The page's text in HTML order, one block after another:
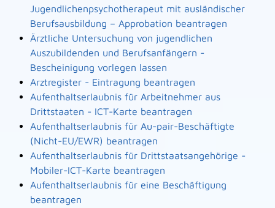
Jugendlichenpsychotherapeut mit ausländischer
Berufsausbildung – Approbation beantragen
Ärztliche Untersuchung von jugendlichen
Auszubildenden und Berufsanfängern -
Bescheinigung vorlegen lassen
Arztregister - Eintragung beantragen
Aufenthaltserlaubnis für Arbeitnehmer aus
Drittstaaten - ICT-Karte beantragen
Aufenthaltserlaubnis für Au-pair-Beschäftigte
(Nicht-EU/EWR) beantragen
Aufenthaltserlaubnis für Drittstaatsangehörige -
Mobiler-ICT-Karte beantragen
Aufenthaltserlaubnis für eine Beschäftigung
beantragen